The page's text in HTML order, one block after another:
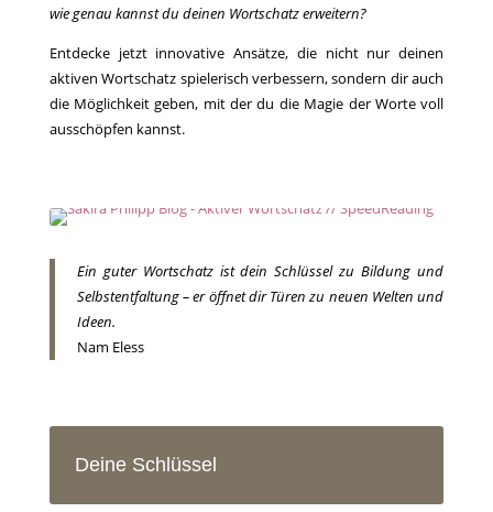
wie genau kannst du deinen Wortschatz erweitern?
Entdecke jetzt innovative Ansätze, die nicht nur deinen
aktiven Wortschatz spielerisch verbessern, sondern dir auch
die Möglichkeit geben, mit der du die Magie der Worte voll
ausschöpfen kannst.
Ein guter Wortschatz ist dein Schlüssel zu Bildung und
Selbstentfaltung – er öffnet dir Türen zu neuen Welten und
Ideen.
Nam Eless
Deine Schlüssel